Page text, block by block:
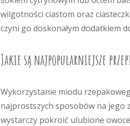
wilgotności ciastom oraz
czyni go doskonałym dodatkiem
Jakie są najpopularniejsze
Wykorzystanie miodu
najprostszych sposobów na jego
wystarczy pokroić ulubione